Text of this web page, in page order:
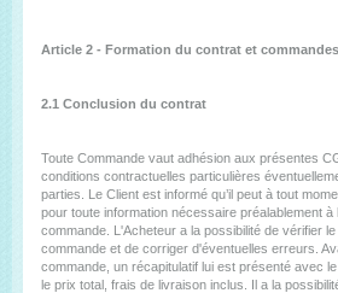
Article 2 - Formation du contrat et commandes
2.1 Conclusion du contrat
Toute Commande vaut adhésion aux présentes
conditions contractuelles particulières
parties. Le Client est informé qu’il peut à tout
pour toute information nécessaire préalablement
commande. L'Acheteur a la possibilité de vérifier
commande et de corriger d'éventuelles erreurs.
commande, un récapitulatif lui est présenté avec
le prix total, frais de livraison inclus. Il a la